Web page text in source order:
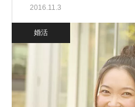
2016.11.3
婚活